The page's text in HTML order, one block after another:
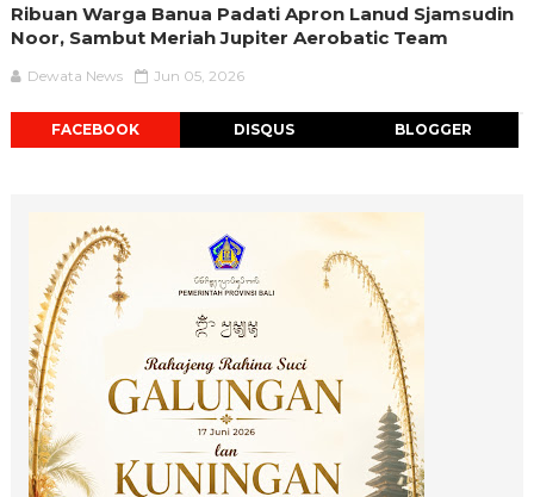
Ribuan Warga Banua Padati Apron Lanud Sjamsudin
Noor, Sambut Meriah Jupiter Aerobatic Team
Dewata News Jun 05, 2026
FACEBOOK DISQUS BLOGGER